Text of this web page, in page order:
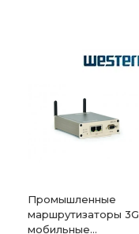
Промышленные
маршрутизаторы 3G
мобильные